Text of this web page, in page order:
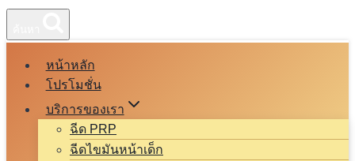
หน้าหลัก
โปรโมชั่น
บริการของเรา
ฉีด PRP
ฉีดไขมันหน้าเด็ก